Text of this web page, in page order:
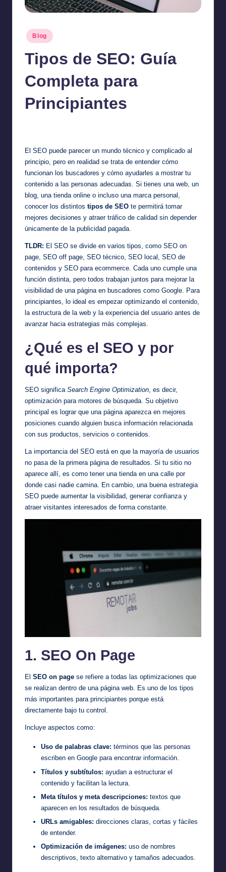
Posted
in
Blog
Tipos de SEO: Guía
Completa para
Principiantes
El SEO puede parecer un mundo técnico y complicado al
principio, pero en realidad se trata de entender cómo
funcionan los buscadores y cómo ayudarles a mostrar tu
contenido a las personas adecuadas. Si tienes una web, un
blog, una tienda online o incluso una marca personal,
conocer los distintos tipos de SEO te permitirá tomar
mejores decisiones y atraer tráfico de calidad sin depender
únicamente de la publicidad pagada.
TLDR: El SEO se divide en varios tipos, como SEO on
page, SEO off page, SEO técnico, SEO local, SEO de
contenidos y SEO para ecommerce. Cada uno cumple una
función distinta, pero todos trabajan juntos para mejorar la
visibilidad de una página en buscadores como Google. Para
principiantes, lo ideal es empezar optimizando el contenido,
la estructura de la web y la experiencia del usuario antes de
avanzar hacia estrategias más complejas.
¿Qué es el SEO y por
qué importa?
SEO significa Search Engine Optimization, es decir,
optimización para motores de búsqueda. Su objetivo
principal es lograr que una página aparezca en mejores
posiciones cuando alguien busca información relacionada
con sus productos, servicios o contenidos.
La importancia del SEO está en que la mayoría de usuarios
no pasa de la primera página de resultados. Si tu sitio no
aparece allí, es como tener una tienda en una calle por
donde casi nadie camina. En cambio, una buena estrategia
SEO puede aumentar la visibilidad, generar confianza y
atraer visitantes interesados de forma constante.
1. SEO On Page
El SEO on page se refiere a todas las optimizaciones que
se realizan dentro de una página web. Es uno de los tipos
más importantes para principiantes porque está
directamente bajo tu control.
Incluye aspectos como:
Uso de palabras clave: términos que las personas
escriben en Google para encontrar información.
Títulos y subtítulos: ayudan a estructurar el
contenido y facilitan la lectura.
Meta títulos y meta descripciones: textos que
aparecen en los resultados de búsqueda.
URLs amigables: direcciones claras, cortas y fáciles
de entender.
Optimización de imágenes: uso de nombres
descriptivos, texto alternativo y tamaños adecuados.